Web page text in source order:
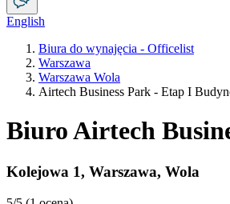
English
Biura do wynajęcia - Officelist
Warszawa
Warszawa Wola
Airtech Business Park - Etap I
Biuro Airtech
Kolejowa 1, Warszawa, Wola